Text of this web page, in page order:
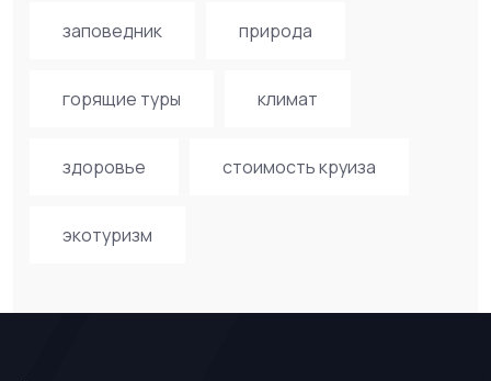
заповедник природа
горящие туры климат
здоровье стоимость круиза
экотуризм